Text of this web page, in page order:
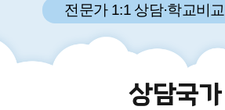
어학연수
학위유학
전문과정
전문가 1:1 상담·학교비교
상담국가